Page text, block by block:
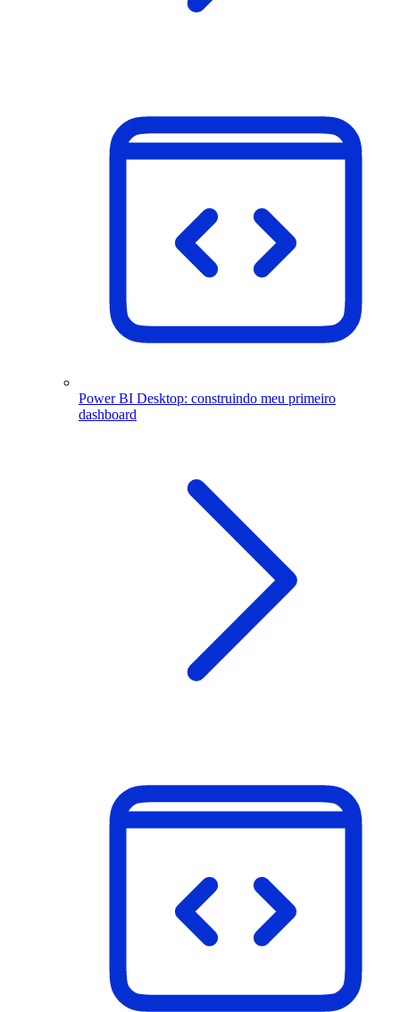
Power BI Desktop: construindo meu primeiro
dashboard